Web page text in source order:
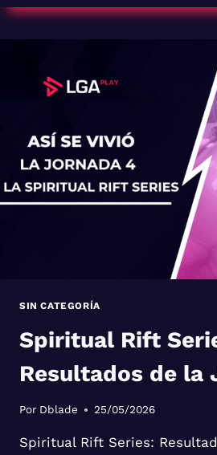
RIFT
DA
SU
Y
SE
A
PLAYOFFS
SIN CATEGORÍA
Spiritual Rift
Resultados de la
Por Dblade 25/05/2026
Spiritual Rift Series: